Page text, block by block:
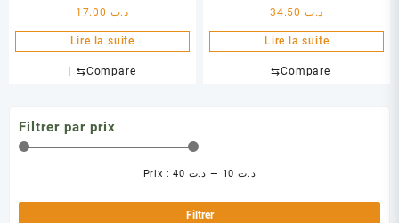
د.ت
Lire la suite
⇆Compare
د.ت
Lire la suite
⇆Compare
Filtrer par prix
min
Filtrer
Prix : د.ت 10 — د.ت 40